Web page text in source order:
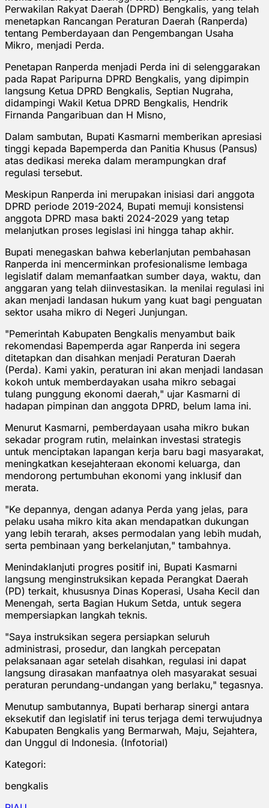
Perwakilan Rakyat Daerah (DPRD) Bengkalis, yang telah
menetapkan Rancangan Peraturan Daerah (Ranperda)
tentang Pemberdayaan dan Pengembangan Usaha
Mikro, menjadi Perda.
Penetapan Ranperda menjadi Perda ini di selenggarakan
pada Rapat Paripurna DPRD Bengkalis, yang dipimpin
langsung Ketua DPRD Bengkalis, Septian Nugraha,
didampingi Wakil Ketua DPRD Bengkalis, Hendrik
Firnanda Pangaribuan dan H Misno,
Dalam sambutan, Bupati Kasmarni memberikan apresiasi
tinggi kepada Bapemperda dan Panitia Khusus (Pansus)
atas dedikasi mereka dalam merampungkan draf
regulasi tersebut.
Meskipun Ranperda ini merupakan inisiasi dari anggota
DPRD periode 2019-2024, Bupati memuji konsistensi
anggota DPRD masa bakti 2024-2029 yang tetap
melanjutkan proses legislasi ini hingga tahap akhir.
Bupati menegaskan bahwa keberlanjutan pembahasan
Ranperda ini mencerminkan profesionalisme lembaga
legislatif dalam memanfaatkan sumber daya, waktu, dan
anggaran yang telah diinvestasikan. Ia menilai regulasi ini
akan menjadi landasan hukum yang kuat bagi penguatan
sektor usaha mikro di Negeri Junjungan.
"Pemerintah Kabupaten Bengkalis menyambut baik
rekomendasi Bapemperda agar Ranperda ini segera
ditetapkan dan disahkan menjadi Peraturan Daerah
(Perda). Kami yakin, peraturan ini akan menjadi landasan
kokoh untuk memberdayakan usaha mikro sebagai
tulang punggung ekonomi daerah," ujar Kasmarni di
hadapan pimpinan dan anggota DPRD, belum lama ini.
Menurut Kasmarni, pemberdayaan usaha mikro bukan
sekadar program rutin, melainkan investasi strategis
untuk menciptakan lapangan kerja baru bagi masyarakat,
meningkatkan kesejahteraan ekonomi keluarga, dan
mendorong pertumbuhan ekonomi yang inklusif dan
merata.
"Ke depannya, dengan adanya Perda yang jelas, para
pelaku usaha mikro kita akan mendapatkan dukungan
yang lebih terarah, akses permodalan yang lebih mudah,
serta pembinaan yang berkelanjutan," tambahnya.
Menindaklanjuti progres positif ini, Bupati Kasmarni
langsung menginstruksikan kepada Perangkat Daerah
(PD) terkait, khususnya Dinas Koperasi, Usaha Kecil dan
Menengah, serta Bagian Hukum Setda, untuk segera
mempersiapkan langkah teknis.
"Saya instruksikan segera persiapkan seluruh
administrasi, prosedur, dan langkah percepatan
pelaksanaan agar setelah disahkan, regulasi ini dapat
langsung dirasakan manfaatnya oleh masyarakat sesuai
peraturan perundang-undangan yang berlaku," tegasnya.
Menutup sambutannya, Bupati berharap sinergi antara
eksekutif dan legislatif ini terus terjaga demi terwujudnya
Kabupaten Bengkalis yang Bermarwah, Maju, Sejahtera,
dan Unggul di Indonesia. (Infotorial)
Kategori:
bengkalis